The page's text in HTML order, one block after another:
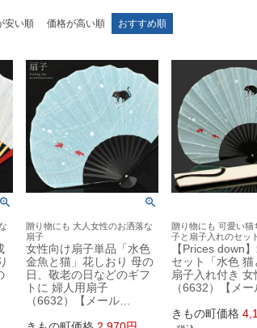
安い順 価格が高い順 おすすめ順
贈り物にも 大人女性のお洒落な
扇子
女性向け扇子単品「水色
金魚と猫」花しおり 母の
日、敬老の日などのギフ
トに 婦人用扇子
（6632）【メール…
贈り物にも 可愛い猫
子と扇子入れのセット
【Prices down
セット「水色 猫
扇子入れ付き
（6632）【メ
きもの町価格